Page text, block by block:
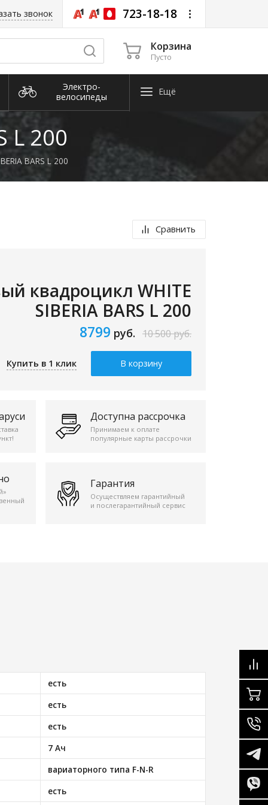
звонок 723-18-18
Корзина
Пусто
Электро­
велосипеды
Снегоуборочная
Ещё
L 200
BARS L 200
Сравнить
квадроцикл WHITE
SIBERIA BARS L 200
8799 руб. 10 500руб.
Купить в 1 клик В корзину
Доступна рассрочка
Принимаем к оплате
популярные карты рассрочки
Гарантия
Осуществляем гарантийный
и послегарантийный сервис
есть
есть
есть
7 Ач
вариаторного типа F-N-R
есть